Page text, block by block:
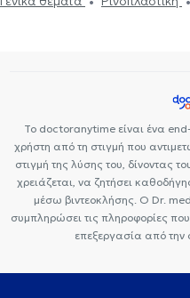
Διαταραχές κατάποσης -
Αλλεργία
Πονοκέφαλος
Ρινίτιδα
Ίωση Γρίπη
Ωτοπλαστική
Καρκίνος του
Προσωπικός Γιατρός
Γαστροοισοφαγική
Το doctoranytime είναι ένα
χρήστη από τη στιγμή που
στιγμή της λύσης του, δίνοντας
χρειάζεται, να ζητήσει
μέσω βιντεοκλήσης. Ο Dr.
συμπληρώσει τις πληροφορίες
επεξεργασία από